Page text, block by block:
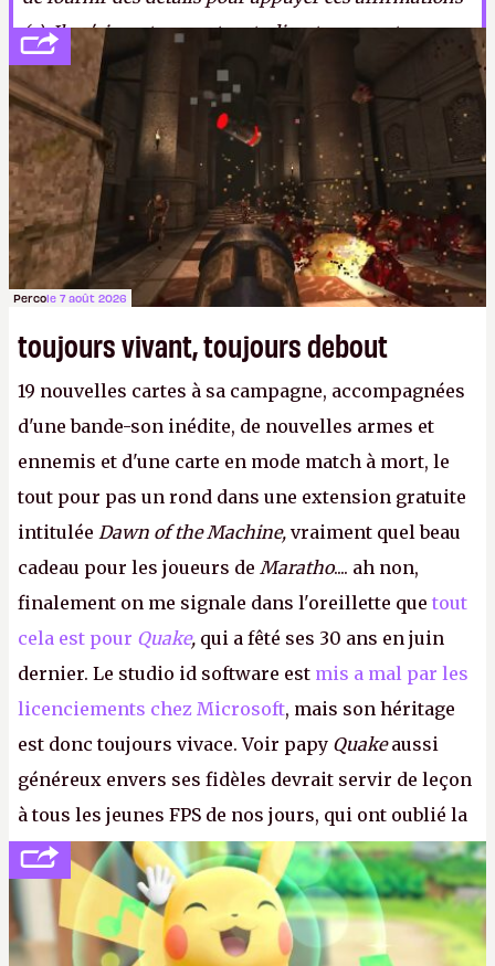
(...). Ils n'aiment pas notre studio, et nous ont
factuellement ghostés. » Sortez le pop-corn, ça
pourrait encore durer un petit moment. ER.
Percole 7 août 2026
toujours vivant, toujours debout
19 nouvelles cartes à sa campagne, accompagnées
d'une bande-son inédite, de nouvelles armes et
ennemis et d'une carte en mode match à mort, le
tout pour pas un rond dans une extension gratuite
intitulée Dawn of the Machine, vraiment quel beau
cadeau pour les joueurs de Maratho.... ah non,
finalement on me signale dans l'oreillette que tout
cela est pour Quake, qui a fêté ses 30 ans en juin
dernier. Le studio id software est mis a mal par les
licenciements chez Microsoft, mais son héritage
est donc toujours vivace. Voir papy Quakeaussi
généreux envers ses fidèles devrait servir de leçon
à tous les jeunes FPS de nos jours, qui ont oublié la
politesse et le respect envers leurs joueurs et les
anciens. Il leur faudrait une bonne guerre des
consoles à ces petits cons !